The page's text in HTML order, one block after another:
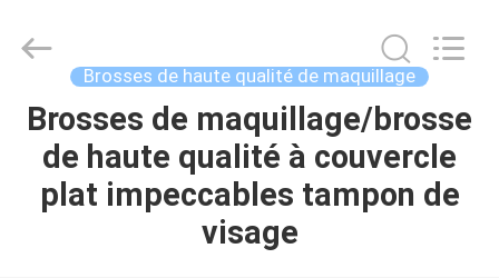
MAISON
PRODUITS
Chanmy
Cosmetics
Rights
Reserved.
Brosses de haute qualité de maquillage
Brosses de maquillage/brosse
de haute qualité à couvercle
plat impeccables tampon de
visage